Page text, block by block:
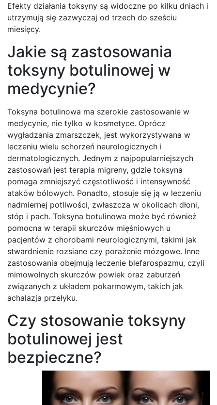
Efekty działania toksyny są widoczne po kilku dniach i
utrzymują się zazwyczaj od trzech do sześciu
miesięcy.
Jakie są zastosowania
toksyny botulinowej w
medycynie?
Toksyna botulinowa ma szerokie zastosowanie w
medycynie, nie tylko w kosmetyce. Oprócz
wygładzania zmarszczek, jest wykorzystywana w
leczeniu wielu schorzeń neurologicznych i
dermatologicznych. Jednym z najpopularniejszych
zastosowań jest terapia migreny, gdzie toksyna
pomaga zmniejszyć częstotliwość i intensywność
ataków bólowych. Ponadto, stosuje się ją w leczeniu
nadmiernej potliwości, zwłaszcza w okolicach dłoni,
stóp i pach. Toksyna botulinowa może być również
pomocna w terapii skurczów mięśniowych u
pacjentów z chorobami neurologicznymi, takimi jak
stwardnienie rozsiane czy porażenie mózgowe. Inne
zastosowania obejmują leczenie blefarospazmu, czyli
mimowolnych skurczów powiek oraz zaburzeń
związanych z układem pokarmowym, takich jak
achalazja przełyku.
Czy stosowanie toksyny
botulinowej jest
bezpieczne?